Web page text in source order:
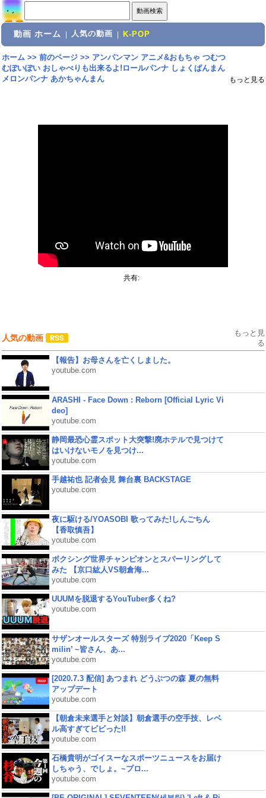
動画 ホーム 人気の動画 K-POP
ホーム>> 前のページ>> アンパンマン アニメ&おもちゃ つむつ
むぽいぽい おしゃべりも出来るよ!ロールパンナ しょくぱんまん
メロンパンナ あかちゃんまん
もっと見る
共有:
人気の動画
もっと見
る
【報告】お母さんを亡くしました。
youtube.com
ARASHI - Face Down : Reborn [Official Lyric Vi
deo]
youtube.com
静岡最恐心霊スポット大突撃!廃ホテルで見つけて
はいけないモノを見つけ...
youtube.com
手越祐也 記者会見 舞台裏 BACKSTAGE
youtube.com
夜に駆ける/YOASOBI 歌ってみた!しんごちん
【香取慎吾】
youtube.com
ボクシング世界チャンピオンとスパーリングして
みた 【京口紘人VS朝倉海...
youtube.com
UUUMを脱退するYouTuber多くね?
youtube.com
サザンオールスターズ 特別ライブ2020「Keep S
milin’ ~皆さん、あ...
youtube.com
[2020.7.3 配信] あつまれ どうぶつの森 夏の無料
アップデート
youtube.com
【朝倉未来選手と対談】朝倉選手の空手技、レベ
ル高すぎてビビった!!
youtube.com
石橋貴明がゴイスーなスポーツニュースをお届け
しちゃう、でしょ。~プロ...
youtube.com